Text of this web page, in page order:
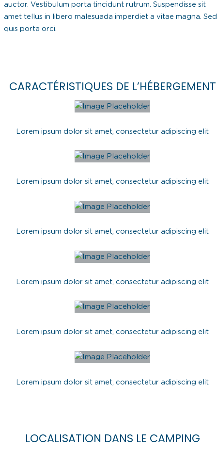
auctor. Vestibulum porta tincidunt rutrum. Suspendisse sit
amet tellus in libero malesuada imperdiet a vitae magna. Sed
quis porta orci.
CARACTÉRISTIQUES DE L’HÉBERGEMENT
Lorem ipsum dolor sit amet, consectetur adipiscing elit
Lorem ipsum dolor sit amet, consectetur adipiscing elit
Lorem ipsum dolor sit amet, consectetur adipiscing elit
Lorem ipsum dolor sit amet, consectetur adipiscing elit
Lorem ipsum dolor sit amet, consectetur adipiscing elit
Lorem ipsum dolor sit amet, consectetur adipiscing elit
LOCALISATION DANS LE CAMPING